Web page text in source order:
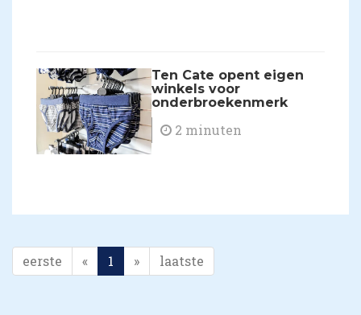
Ten Cate opent eigen
winkels voor
onderbroekenmerk
2 minuten
eerste « 1 » laatste